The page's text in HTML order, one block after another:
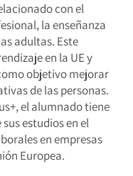
con el
la enseñanza
adultas. Este
en la UE y
objetivo mejorar
de las personas.
el alumnado tiene
estudios en el
en empresas
Europea.